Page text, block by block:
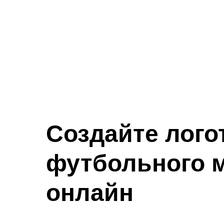
Создайте
футбольного
онлайн